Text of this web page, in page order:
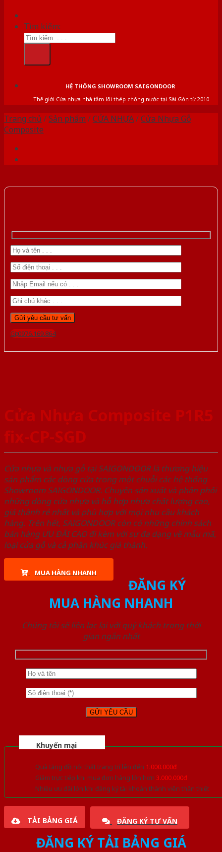
Tìm kiếm:
HỆ THỐNG SHOWROOM SAIGONDOOR
Thế giới Cửa nhựa nhà tắm lõi thép chống nước tại Sài Gòn từ 2010
Trang chủ /Sản phẩm /CỬA NHỰA/Cửa Nhựa Gỗ
Composite
Gọi 0976.169.864
Cửa Nhựa Composite P1R5
fix-CP-SGD
Cửa nhựa và nhựa gỗ tại SAIGONDOOR là thương hiệu
sản phẩm các dòng cửa trong một chuỗi các hệ thống
Showroom SAIGONDOOR. Chuyên sản xuất và phân phối
những dòng cửa nhựa và hỗ hợp nhựa chất lượng cao,
giá thành rẻ nhất và phù hợp với mọi nhu cầu khách
hàng. Trên hết, SAIGONDOOR còn có những chính sách
bán hàng ƯU ĐÃI CAO đi kèm với sự đa dạng về mẫu mã,
loại cửa gỗ và cả phân khúc giá thành.
MUA HÀNG NHANH
ĐĂNG KÝ
MUA HÀNG NHANH
Chúng tôi sẽ liên lạc lại với quý khách trong thời
gian ngắn nhất
Khuyến mại
Quà tặng đồ nội thất trang trí lên đến 1.000.000đ
Giảm trực tiếp khi mua đơn hàng lớn hơn 3.000.000đ
Nhiều ưu đãi lớn khi đăng ký tài khoản thành viên thân thiết
TẢI BẢNG GIÁ ĐĂNG KÝ TƯ VẤN
ĐĂNG KÝ TẢI BẢNG GIÁ